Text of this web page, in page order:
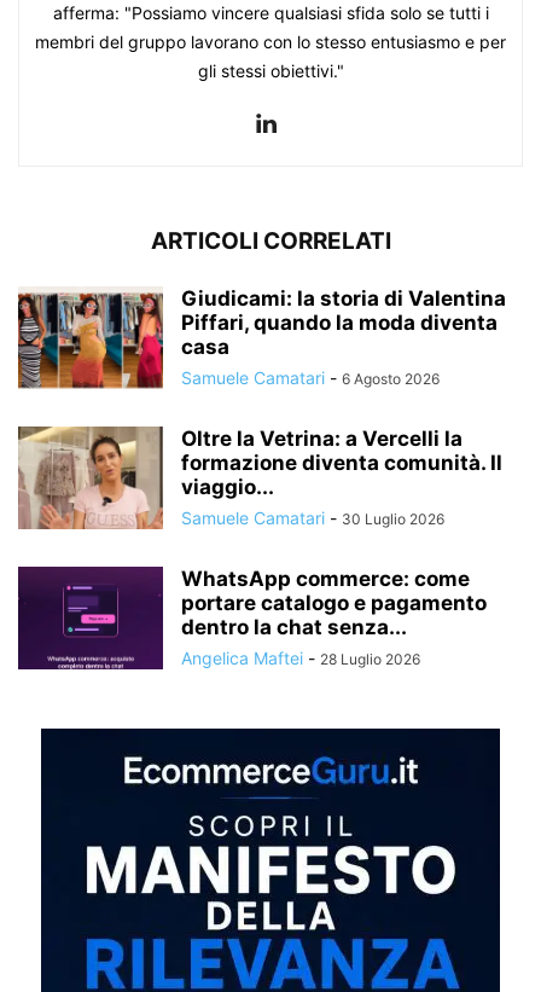
afferma: "Possiamo vincere qualsiasi sfida solo se tutti i
membri del gruppo lavorano con lo stesso entusiasmo e per
gli stessi obiettivi."
ARTICOLI CORRELATI
Giudicami: la storia di Valentina
Piffari, quando la moda diventa
casa
Samuele Camatari - 6 Agosto 2026
Oltre la Vetrina: a Vercelli la
formazione diventa comunità. Il
viaggio...
Samuele Camatari - 30 Luglio 2026
WhatsApp commerce: come
portare catalogo e pagamento
dentro la chat senza...
Angelica Maftei - 28 Luglio 2026